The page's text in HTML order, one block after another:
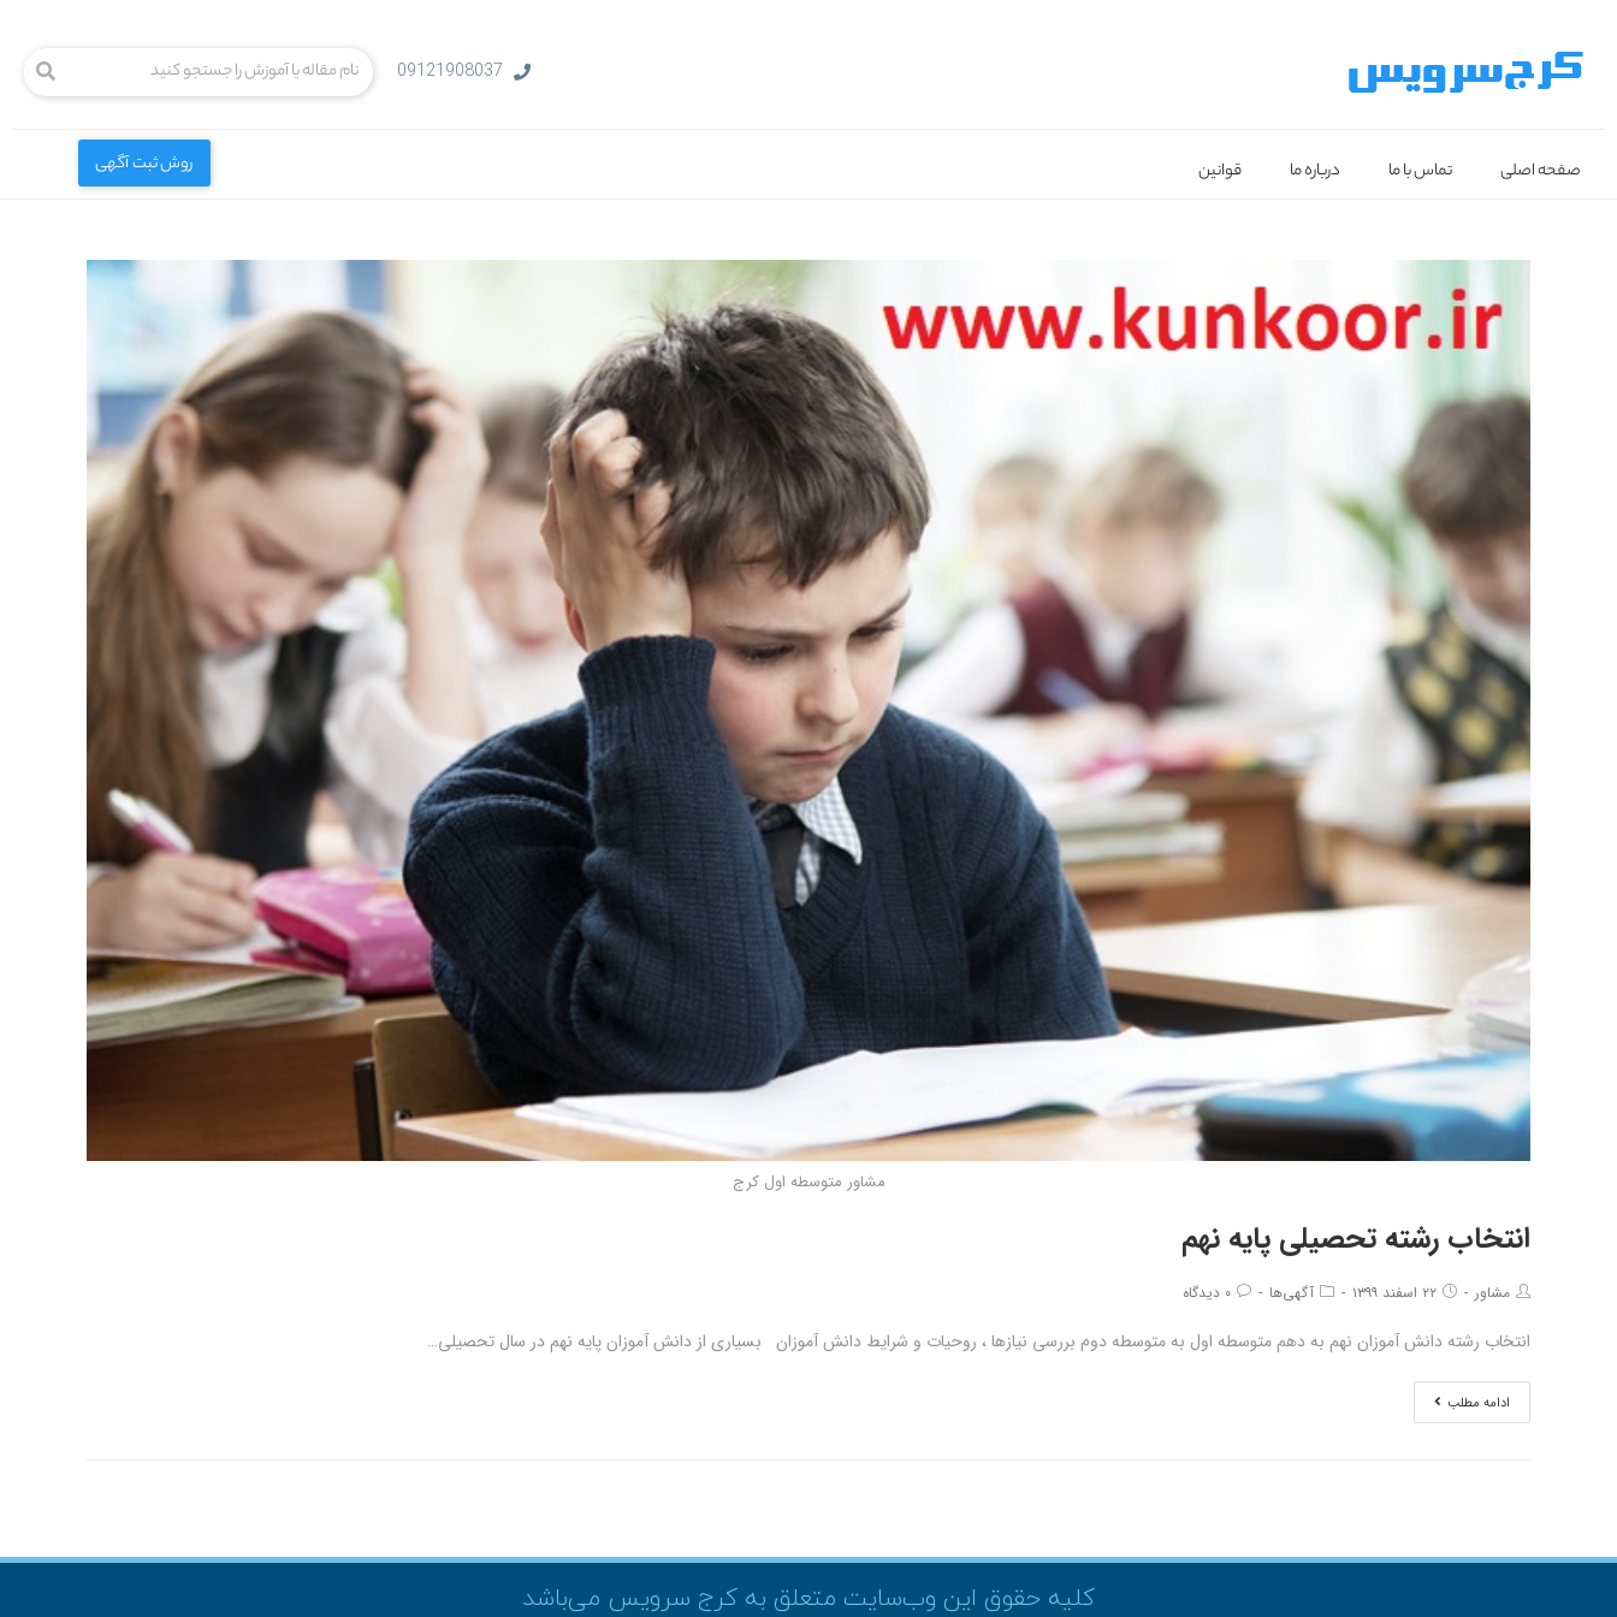
09121908037
صفحه اصلی تماس با ما درباره ما قوانین روش ثبت آگهی
مشاور متوسطه اول کرج
انتخاب رشته تحصیلی پایه نهم
مشاور ۲۲ اسفند ۱۳۹۹ آگهی‌ها ۰ دیدگاه
انتخاب رشته دانش آموزان نهم به دهم متوسطه اول به متوسطه دوم بررسی نیازها ، روحیات و شرایط دانش آموزان بسیاری از دانش آموزان پایه نهم در سال تحصیلی…
ادامه مطلب
کلیه حقوق این وب‌سایت متعلق به کرج سرویس می‌باشد